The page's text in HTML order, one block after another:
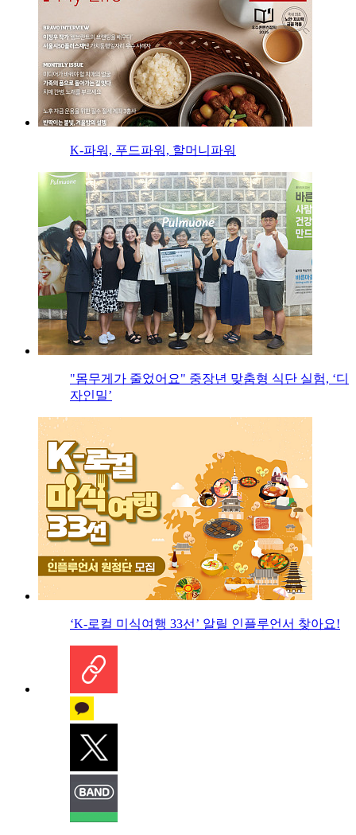
K-파워, 푸드파워, 할머니파워
"몸무게가 줄었어요" 중장년 맞춤형 식단 실험, ‘디
자인밀’
‘K-로컬 미식여행 33선’ 알릴 인플루언서 찾아요!